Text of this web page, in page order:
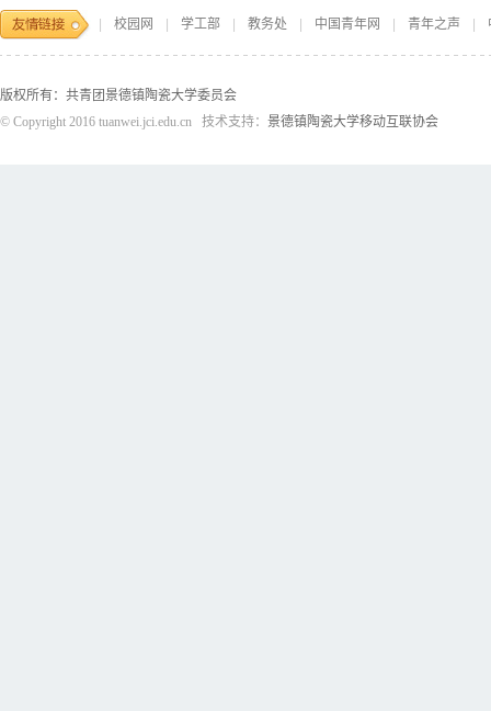
校园网 学工部 教务处 中国青年网 青年之声
版权所有：共青团景德镇陶瓷大学委员会
© Copyright 2016 tuanwei.jci.edu.cn
技术支持： 景德镇陶瓷大学移动互联协会